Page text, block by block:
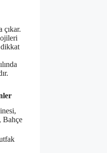
çıkar.
dikkat
Bahçe